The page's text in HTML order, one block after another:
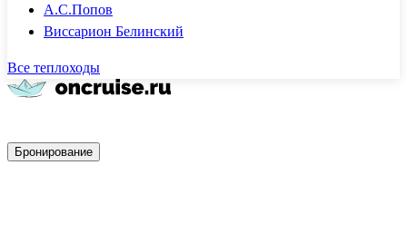
А.С.Попов
Виссарион Белинский
Все теплоходы
Бронирование